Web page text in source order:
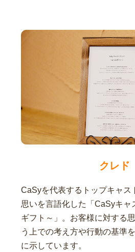
クレド
CaSyを代表するトップキャス
思いを言語化した「CaSyキャ
ギフト～」。お客様に対する
う上での考え方や行動の基準
に示しています。